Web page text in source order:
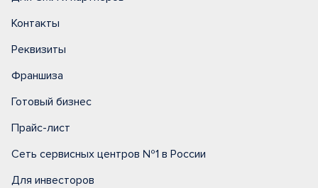
Контакты
Реквизиты
Франшиза
Готовый бизнес
Прайс-лист
Сеть сервисных центров №1 в России
Для инвесторов